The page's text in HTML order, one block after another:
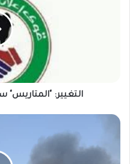
التغيير:
المدير
لمحلية